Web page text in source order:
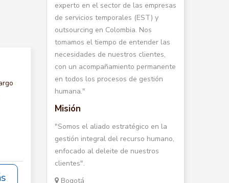
experto en el sector de las empresas
de servicios temporales (EST) y
outsourcing en Colombia. Nos
tomamos el tiempo de entender las
necesidades de nuestros clientes,
con un acompañamiento permanente
en todos los procesos de gestión
humana."
Misión
"Somos el aliado estratégico en la
gestión integral del recurso humano,
enfocado al deleite de nuestros
clientes".
Bogotá